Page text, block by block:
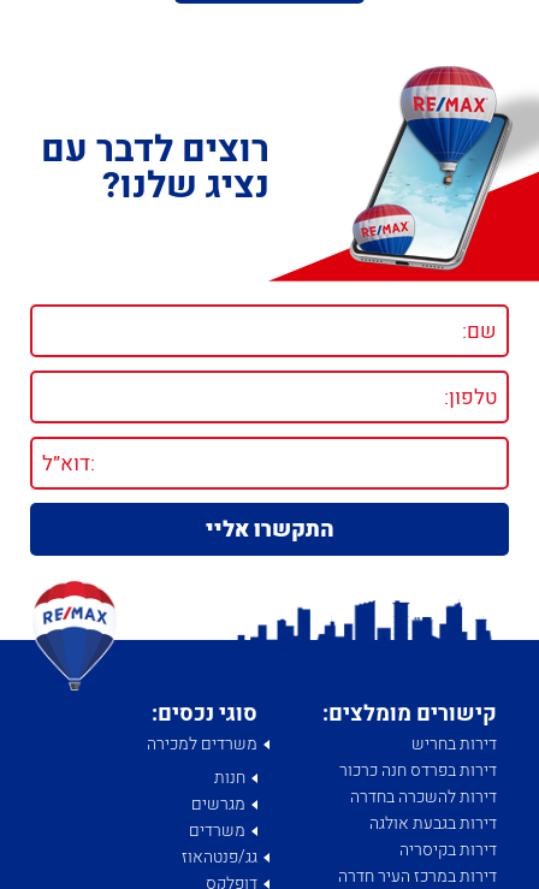
רוצים לדבר עם
נציג שלנו?
קישורים מומלצים:
דירות בחריש
דירות בפרדס חנה כרכור
דירות להשכרה בחדרה
דירות בגבעת אולגה
דירות בקיסריה
דירות במרכז העיר חדרה
סוגי נכסים:
משרדים למכירה
חנות
מגרשים
משרדים
גג/פנטהאוז